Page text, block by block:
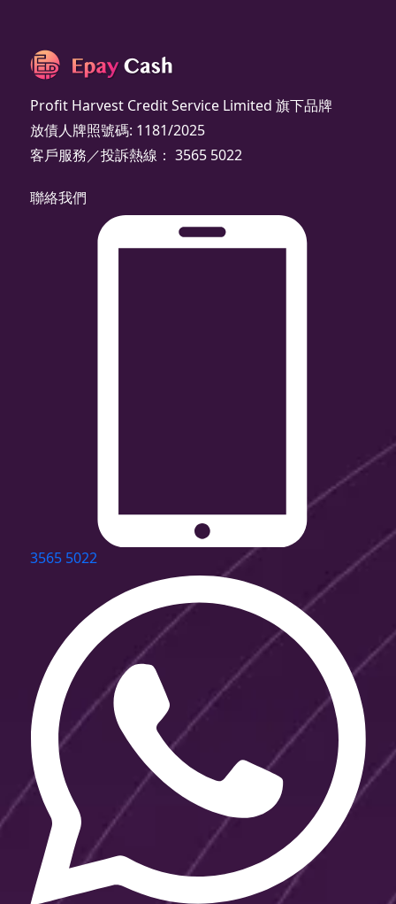
Profit Harvest Credit Service Limited 旗下品牌
放債人牌照號碼: 1181/2025
客戶服務／投訴熱線： 3565 5022
聯絡我們
3565 5022